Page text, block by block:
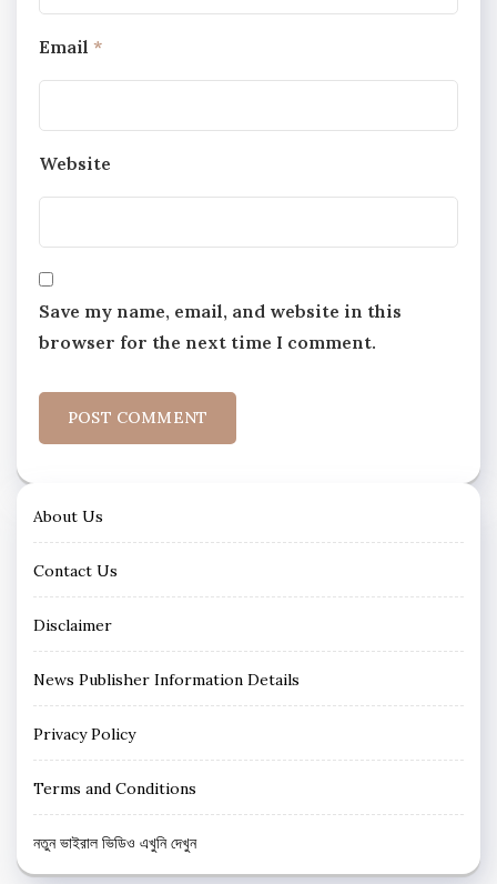
Email *
Website
Save my name, email, and website in this
browser for the next time I comment.
About Us
Contact Us
Disclaimer
News Publisher Information Details
Privacy Policy
Terms and Conditions
নতুন ভাইরাল ভিডিও এখুনি দেখুন